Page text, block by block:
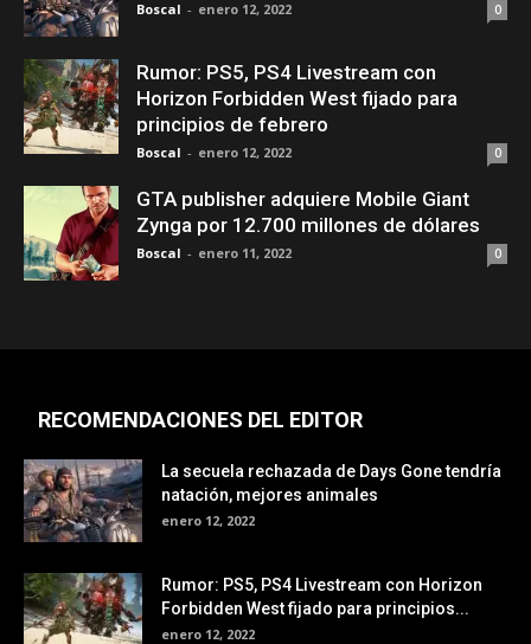
Boscal - enero 12, 2022 0
Rumor: PS5, PS4 Livestream con
Horizon Forbidden West fijado para
principios de febrero
Boscal - enero 12, 2022 0
GTA publisher adquiere Mobile Giant
Zynga por 12.700 millones de dólares
Boscal - enero 11, 2022 0
RECOMENDACIONES DEL EDITOR
La secuela rechazada de Days Gone tendría
natación, mejores animales
enero 12, 2022
Rumor: PS5, PS4 Livestream con Horizon
Forbidden West fijado para principios...
enero 12, 2022